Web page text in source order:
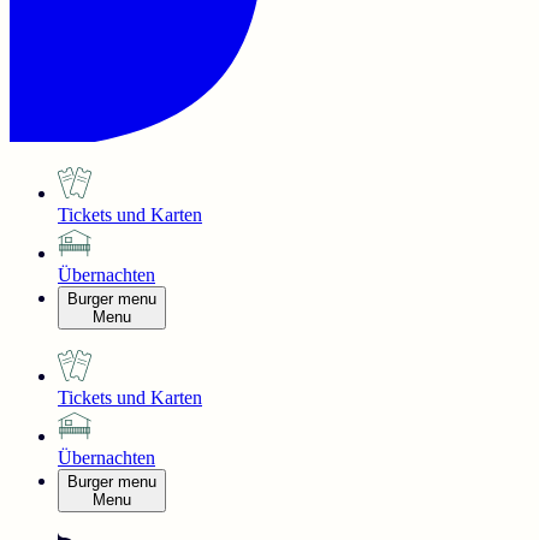
Tickets und Karten
Übernachten
Burger menu
Menu
Tickets und Karten
Übernachten
Burger menu
Menu